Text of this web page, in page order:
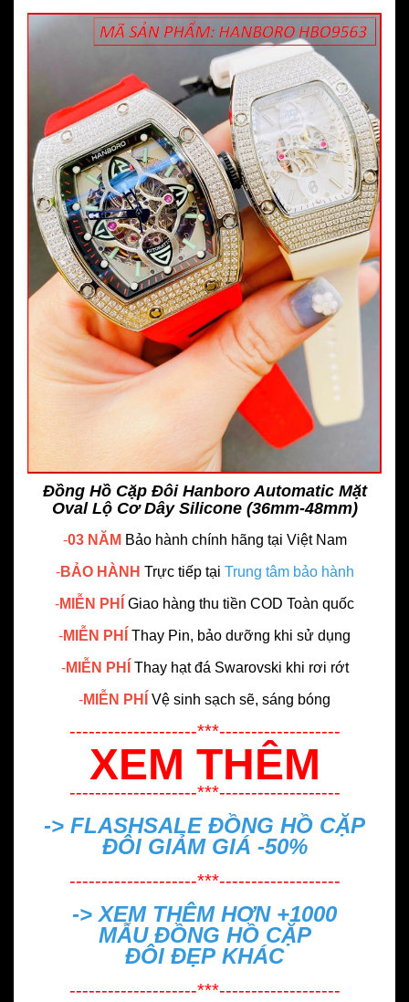
Đồng Hồ Cặp Đôi Hanboro Automatic Mặt
Oval Lộ Cơ Dây Silicone (36mm-48mm)
-03 NĂM Bảo hành chính hãng tại Việt Nam
-BẢO HÀNH Trực tiếp tại Trung tâm bảo hành
-MIỄN PHÍ Giao hàng thu tiền COD Toàn quốc
-MIỄN PHÍ Thay Pin, bảo dưỡng khi sử dụng
-MIỄN PHÍ Thay hạt đá Swarovski khi rơi rớt
-MIỄN PHÍ Vệ sinh sạch sẽ, sáng bóng
--------------------***-------------------
XEM THÊM
--------------------***-------------------
-> FLASHSALE ĐỒNG HỒ CẶP
ĐÔI GIẢM GIÁ -50%
--------------------***-------------------
-> XEM THÊM HƠN +1000
MẪU ĐỒNG HỒ CẶP
ĐÔI ĐẸP KHÁC
--------------------***-------------------